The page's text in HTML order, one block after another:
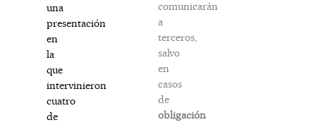
una
presentación
en
la
que
intervinieron
cuatro
de
comunicarán
a
terceros,
salvo
en
casos
de
obligación